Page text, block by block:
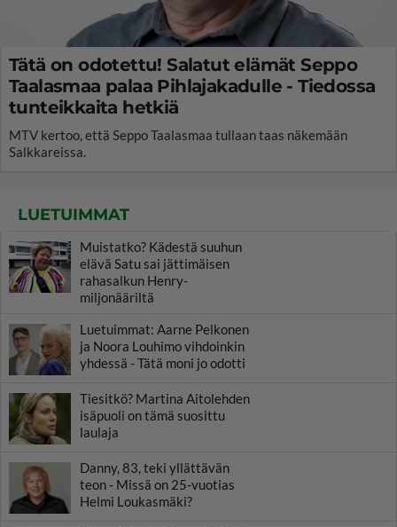
Tätä on odotettu! Salatut elämät Seppo
Taalasmaa palaa Pihlajakadulle - Tiedossa
tunteikkaita hetkiä
MTV kertoo, että Seppo Taalasmaa tullaan taas näkemään
Salkkareissa.
LUETUIMMAT
Muistatko? Kädestä suuhun
elävä Satu sai jättimäisen
rahasalkun Henry-
miljonääriltä
Luetuimmat: Aarne Pelkonen
ja Noora Louhimo vihdoinkin
yhdessä - Tätä moni jo odotti
Tiesitkö? Martina Aitolehden
isäpuoli on tämä suosittu
laulaja
Danny, 83, teki yllättävän
teon - Missä on 25-vuotias
Helmi Loukasmäki?